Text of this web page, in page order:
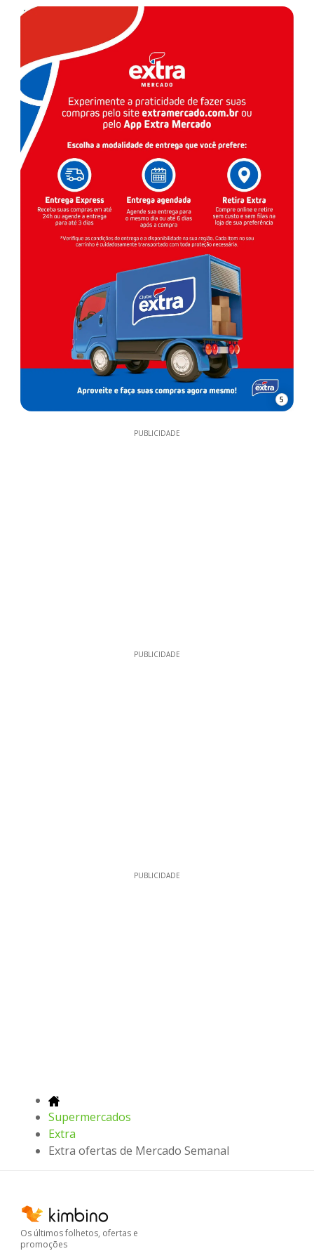
5
PUBLICIDADE
PUBLICIDADE
PUBLICIDADE
Supermercados
Extra
Extra ofertas de Mercado Semanal
Os últimos folhetos, ofertas e
promoções